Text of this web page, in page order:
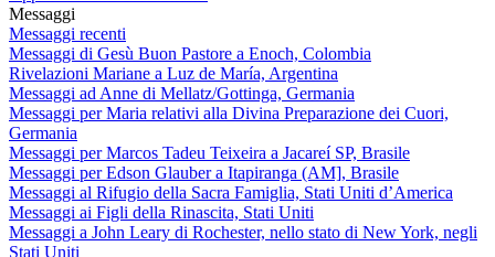
Messaggi
Messaggi recenti
Messaggi di Gesù Buon Pastore a Enoch, Colombia
Rivelazioni Mariane a Luz de María, Argentina
Messaggi ad Anne di Mellatz/Gottinga, Germania
Messaggi per Maria relativi alla Divina Preparazione dei Cuori,
Germania
Messaggi per Marcos Tadeu Teixeira a Jacareí SP, Brasile
Messaggi per Edson Glauber a Itapiranga (AM], Brasile
Messaggi al Rifugio della Sacra Famiglia, Stati Uniti d’America
Messaggi ai Figli della Rinascita, Stati Uniti
Messaggi a John Leary di Rochester, nello stato di New York, negli
Stati Uniti